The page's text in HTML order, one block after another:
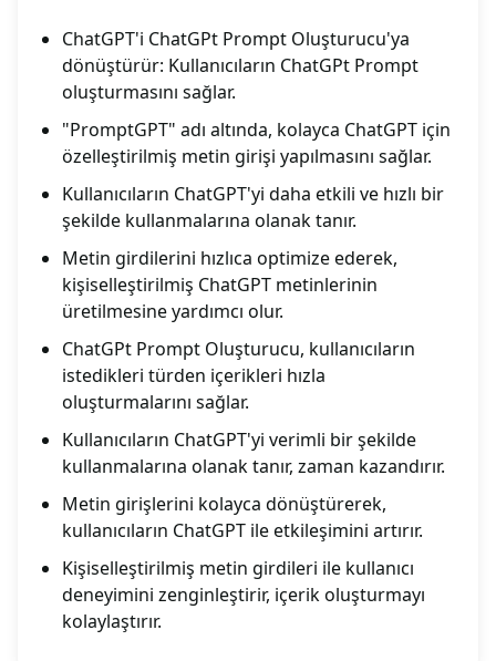
ChatGPT'i ChatGPt Prompt Oluşturucu'ya
dönüştürür: Kullanıcıların ChatGPt Prompt
oluşturmasını sağlar.
"PromptGPT" adı altında, kolayca ChatGPT için
özelleştirilmiş metin girişi yapılmasını sağlar.
Kullanıcıların ChatGPT'yi daha etkili ve hızlı bir
şekilde kullanmalarına olanak tanır.
Metin girdilerini hızlıca optimize ederek,
kişiselleştirilmiş ChatGPT metinlerinin
üretilmesine yardımcı olur.
ChatGPt Prompt Oluşturucu, kullanıcıların
istedikleri türden içerikleri hızla
oluşturmalarını sağlar.
Kullanıcıların ChatGPT'yi verimli bir şekilde
kullanmalarına olanak tanır, zaman kazandırır.
Metin girişlerini kolayca dönüştürerek,
kullanıcıların ChatGPT ile etkileşimini artırır.
Kişiselleştirilmiş metin girdileri ile kullanıcı
deneyimini zenginleştirir, içerik oluşturmayı
kolaylaştırır.